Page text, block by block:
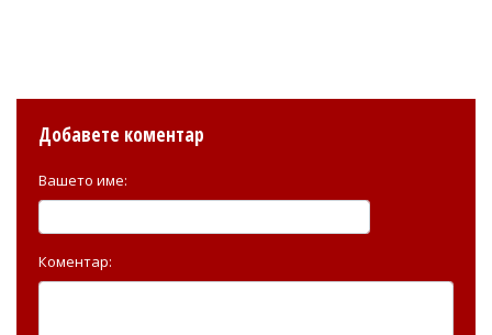
Добавете коментар
Вашето име:
Коментар: